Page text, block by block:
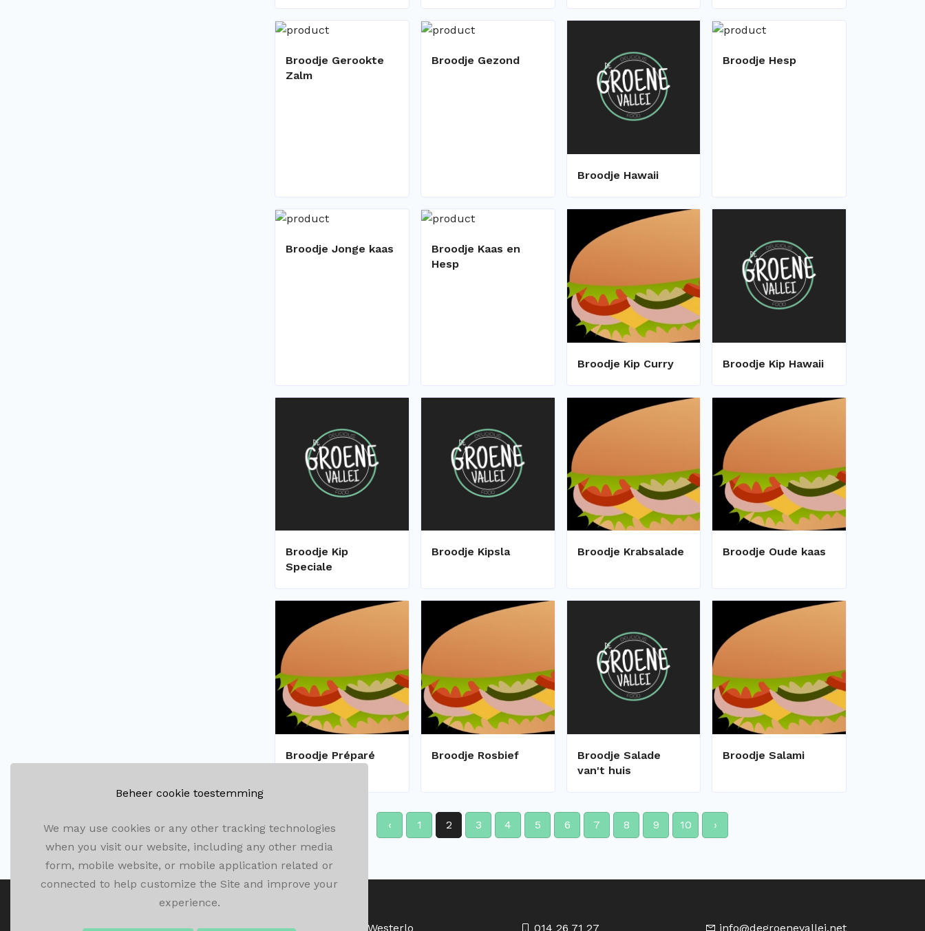
Broodje Gerookte
Zalm
Broodje Gezond
Broodje Hawaii
Broodje Hesp
Broodje Jonge kaas
Broodje Kaas en
Hesp
Broodje Kip Curry Broodje Kip Hawaii
Broodje Kip
Speciale
Broodje Kipsla Broodje Krabsalade Broodje Oude kaas
Broodje Préparé Broodje Rosbief
Broodje Salade
van't huis
Broodje Salami
‹ 1 2 3 4 5 6 7 8 9 10 ›
Olenseweg 292, 2260 Westerlo 014 26 71 27 info@degroenevallei.net
Beheer cookie toestemming
We may use cookies or any other tracking technologies
when you visit our website, including any other media
form, mobile website, or mobile application related or
connected to help customize the Site and improve your
experience.